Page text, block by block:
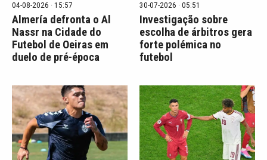
04-08-2026 · 15:57
Almería defronta o Al
Nassr na Cidade do
Futebol de Oeiras em
duelo de pré-época
30-07-2026 · 05:51
Investigação sobre
escolha de árbitros gera
forte polémica no
futebol